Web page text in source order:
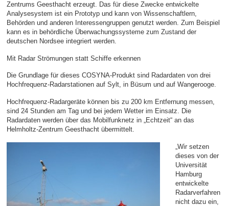
Zentrums Geesthacht erzeugt. Das für diese Zwecke entwickelte
Analysesystem ist ein Prototyp und kann von Wissenschaftlern,
Behörden und anderen Interessengruppen genutzt werden. Zum Beispiel
kann es in behördliche Überwachungssysteme zum Zustand der
deutschen Nordsee integriert werden.
Mit Radar Strömungen statt Schiffe erkennen
Die Grundlage für dieses COSYNA-Produkt sind Radardaten von drei
Hochfrequenz-Radarstationen auf Sylt, in Büsum und auf Wangerooge.
Hochfrequenz-Radargeräte können bis zu 200 km Entfernung messen,
sind 24 Stunden am Tag und bei jedem Wetter im Einsatz. Die
Radardaten werden über das Mobilfunknetz in „Echtzeit“ an das
Helmholtz-Zentrum Geesthacht übermittelt.
„Wir setzen
dieses von der
Universität
Hamburg
entwickelte
Radarverfahren
nicht dazu ein,